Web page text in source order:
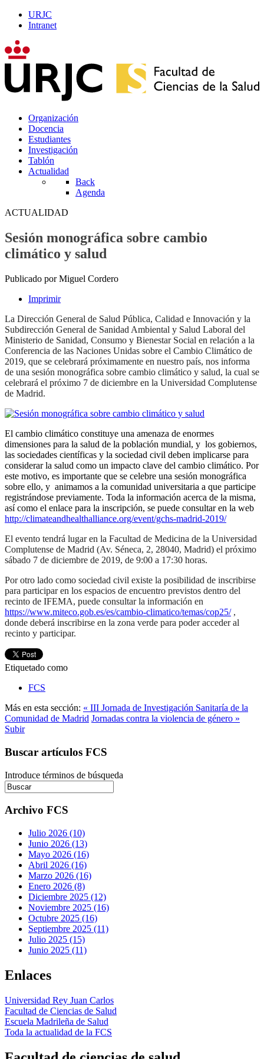
URJC
Intranet
Organización
Docencia
Estudiantes
Investigación
Tablón
Actualidad
Back
Agenda
ACTUALIDAD
Sesión monográfica sobre cambio
climático y salud
Publicado por Miguel Cordero
Imprimir
La Dirección General de Salud Pública, Calidad e Innovación y la
Subdirección General de Sanidad Ambiental y Salud Laboral del
Ministerio de Sanidad, Consumo y Bienestar Social en relación a la
Conferencia de las Naciones Unidas sobre el Cambio Climático de
2019, que se celebrará próximamente en nuestro país, nos informa
de una sesión monográfica sobre cambio climático y salud, la cual se
celebrará el próximo 7 de diciembre en la Universidad Complutense
de Madrid.
El cambio climático constituye una amenaza de enormes
dimensiones para la salud de la población mundial, y los gobiernos,
las sociedades científicas y la sociedad civil deben implicarse para
considerar la salud como un impacto clave del cambio climático. Por
este motivo, es importante que se celebre una sesión monográfica
sobre ello, y animamos a la comunidad universitaria a que participe
registrándose previamente. Toda la información acerca de la misma,
así como el enlace para la inscripción, se puede consultar en la web
http://climateandhealthalliance.org/event/gchs-madrid-2019/
El evento tendrá lugar en la Facultad de Medicina de la Universidad
Complutense de Madrid (Av. Séneca, 2, 28040, Madrid) el próximo
sábado 7 de diciembre de 2019, de 9:00 a 17:30 horas.
Por otro lado como sociedad civil existe la posibilidad de inscribirse
para participar en los espacios de encuentro previstos dentro del
recinto de IFEMA, puede consultar la información en
https://www.miteco.gob.es/es/cambio-climatico/temas/cop25/,
donde deberá inscribirse en la zona verde para poder acceder al
recinto y participar.
Etiquetado como
FCS
Más en esta sección: « III Jornada de Investigación Sanitaría de la
Comunidad de Madrid Jornadas contra la violencia de género »
Subir
Buscar artículos FCS
Introduce términos de búsqueda
Archivo FCS
Julio 2026 (10)
Junio 2026 (13)
Mayo 2026 (16)
Abril 2026 (16)
Marzo 2026 (16)
Enero 2026 (8)
Diciembre 2025 (12)
Noviembre 2025 (16)
Octubre 2025 (16)
Septiembre 2025 (11)
Julio 2025 (15)
Junio 2025 (11)
Enlaces
Universidad Rey Juan Carlos
Facultad de Ciencias de Salud
Escuela Madrileña de Salud
Toda la actualidad de la FCS